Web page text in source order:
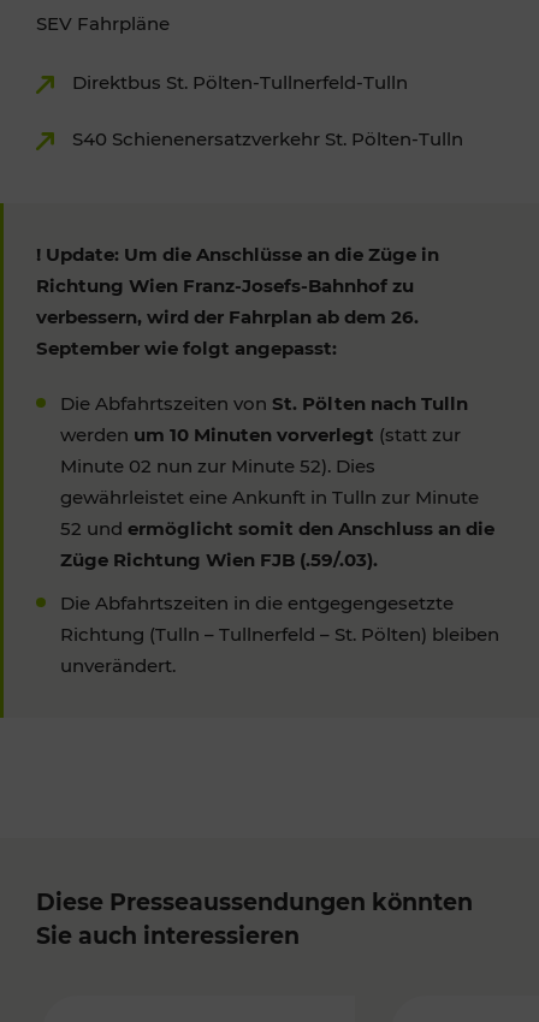
SEV Fahrpläne
Direktbus St. Pölten-Tullnerfeld-Tulln
S40 Schienenersatzverkehr St. Pölten-Tulln
! Update: Um die Anschlüsse an die Züge in
Richtung Wien Franz-Josefs-Bahnhof zu
verbessern, wird der Fahrplan ab dem 26.
September wie folgt angepasst:
Die Abfahrtszeiten von St. Pölten nach Tulln
werden um 10 Minuten vorverlegt (statt zur
Minute 02 nun zur Minute 52). Dies
gewährleistet eine Ankunft in Tulln zur Minute
52 und ermöglicht somit den Anschluss an die
Züge Richtung Wien FJB (.59/.03).
Die Abfahrtszeiten in die entgegengesetzte
Richtung (Tulln – Tullnerfeld – St. Pölten) bleiben
unverändert.
Diese Presseaussendungen könnten
Sie auch interessieren